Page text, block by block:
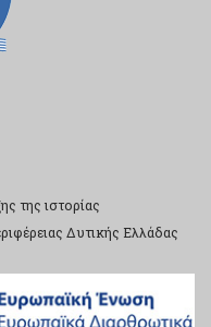
της ιστορίας
Δυτικής Ελλάδας